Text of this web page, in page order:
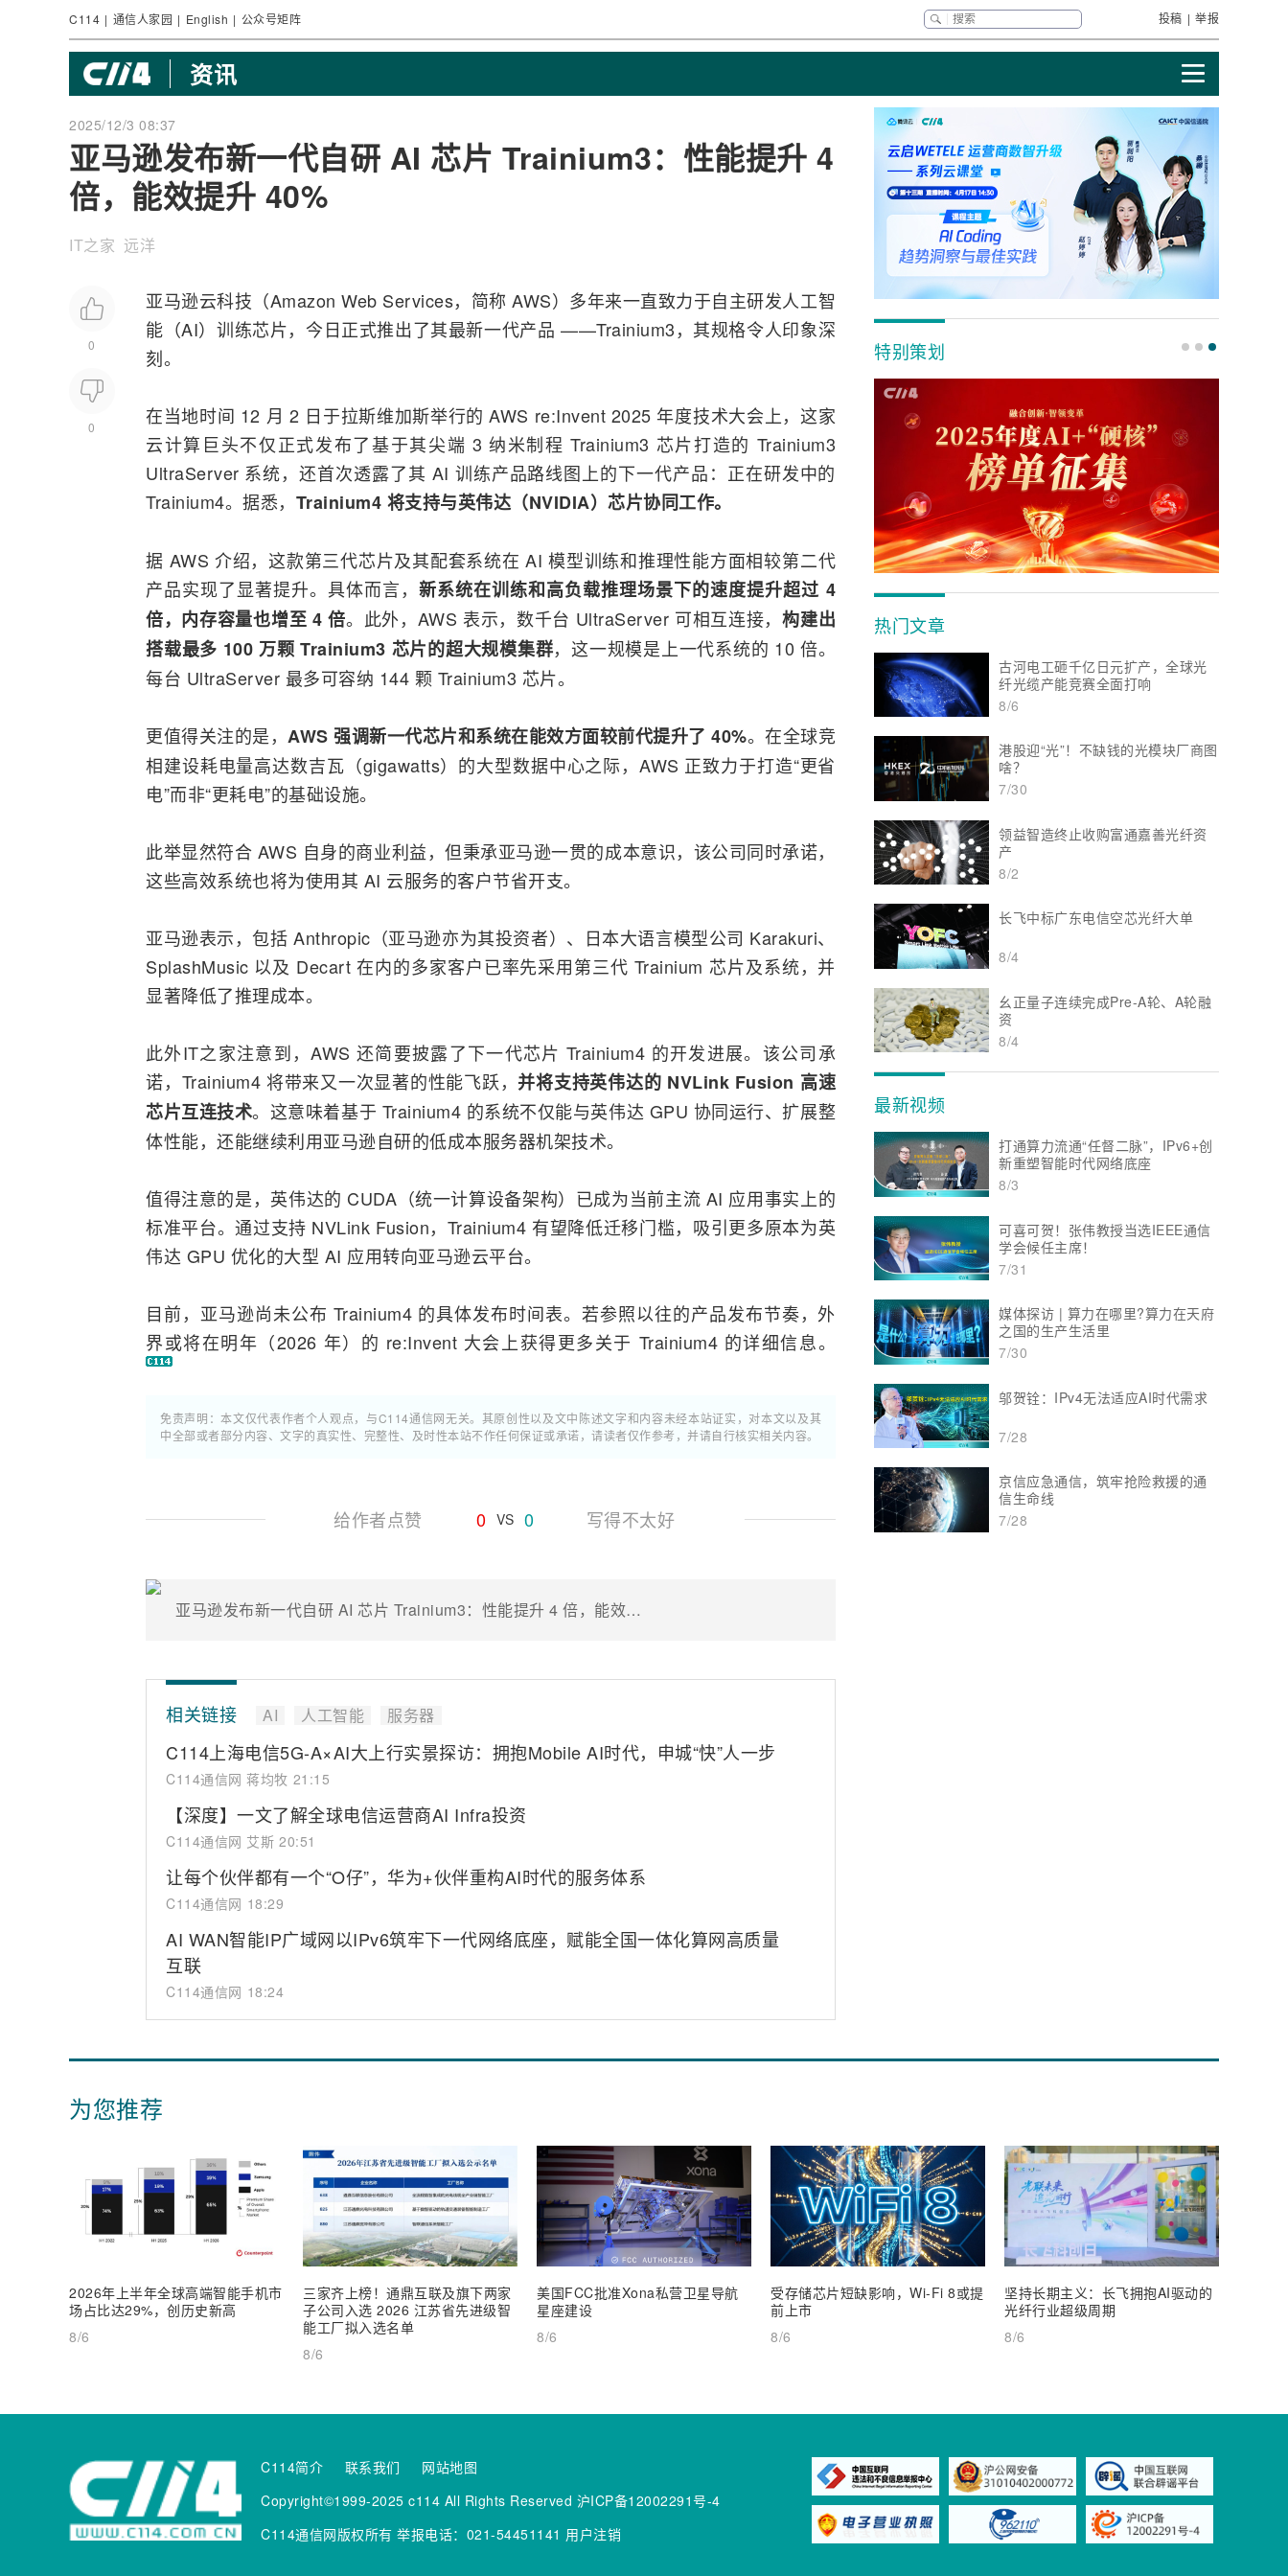
C114 | 通信人家园 | English | 公众号矩阵 投稿 | 举报
资讯
2025/12/3 08:37
亚马逊发布新一代自研 AI 芯片 Trainium3：性能提升 4
倍，能效提升 40%
IT之家 远洋
0
0
亚马逊云科技（Amazon Web Services，简称 AWS）多年来一直致力于自主研发人工智
能 （AI）训练芯片，今日正式推出了其最新一代产品 ——Trainium3，其规格令人印象深
刻。
在当地时间 12 月 2 日于拉斯维加斯举行的 AWS re:Invent 2025 年度技术大会上，这家
云计算巨头不仅正式发布了基于其尖端 3 纳米制程 Trainium3 芯片打造的 Trainium3
UltraServer 系统，还首次透露了其 AI 训练产品路线图上的下一代产品：正在研发中的
Trainium4。据悉， Trainium4 将支持与英伟达（NVIDIA）芯片协同工作。
据 AWS 介绍，这款第三代芯片及其配套系统在 AI 模型训练和推理性能方面相较第二代
产品实现了显著提升。具体而言，新系统在训练和高负载推理场景下的速度提升超过 4
倍，内存容量也增至 4 倍。此外，AWS 表示，数千台 UltraServer 可相互连接，构建出
搭载最多 100 万颗 Trainium3 芯片的超大规模集群，这一规模是上一代系统的 10 倍。
每台 UltraServer 最多可容纳 144 颗 Trainium3 芯片。
更值得关注的是， AWS 强调新一代芯片和系统在能效方面较前代提升了 40%。在全球竞
相建设耗电量高达数吉瓦（gigawatts）的大型数据中心之际，AWS 正致力于打造“更省
电”而非“更耗电”的基础设施。
此举显然符合 AWS 自身的商业利益，但秉承亚马逊一贯的成本意识，该公司同时承诺，
这些高效系统也将为使用其 AI 云服务的客户节省开支。
亚马逊表示，包括 Anthropic（亚马逊亦为其投资者）、日本大语言模型公司 Karakuri、
SplashMusic 以及 Decart 在内的多家客户已率先采用第三代 Trainium 芯片及系统，并
显著降低了推理成本。
此外IT之家注意到，AWS 还简要披露了下一代芯片 Trainium4 的开发进展。该公司承
诺，Trainium4 将带来又一次显著的性能飞跃， 并将支持英伟达的 NVLink Fusion 高速
芯片互连技术。这意味着基于 Trainium4 的系统不仅能与英伟达 GPU 协同运行、扩展整
体性能，还能继续利用亚马逊自研的低成本服务器机架技术。
值得注意的是，英伟达的 CUDA（统一计算设备架构）已成为当前主流 AI 应用事实上的
标准平台。通过支持 NVLink Fusion，Trainium4 有望降低迁移门槛，吸引更多原本为英
伟达 GPU 优化的大型 AI 应用转向亚马逊云平台。
目前，亚马逊尚未公布 Trainium4 的具体发布时间表。若参照以往的产品发布节奏，外
界或将在明年（2026 年）的 re:Invent 大会上获得更多关于 Trainium4 的详细信息。
免责声明：本文仅代表作者个人观点，与C114通信网无关。其原创性以及文中陈述文字和内容未经本站证实，对本文以及其
中全部或者部分内容、文字的真实性、完整性、及时性本站不作任何保证或承诺，请读者仅作参考，并请自行核实相关内容。
给作者点赞 0 VS 0 写得不太好
亚马逊发布新一代自研 AI 芯片 Trainium3：性能提升 4 倍，能效提升 40%
相关链接 AI 人工智能 服务器
C114上海电信5G-A×AI大上行实景探访：拥抱Mobile AI时代，申城“快”人一步
C114通信网 蒋均牧 21:15
【深度】一文了解全球电信运营商AI Infra投资
C114通信网 艾斯 20:51
让每个伙伴都有一个“O仔”，华为+伙伴重构AI时代的服务体系
C114通信网 18:29
AI WAN智能IP广域网以IPv6筑牢下一代网络底座，赋能全国一体化算网高质量
互联
C114通信网 18:24
特别策划
热门文章
古河电工砸千亿日元扩产，全球光
纤光缆产能竞赛全面打响
8/6
港股迎“光”！不缺钱的光模块厂商图
啥？
7/30
领益智造终止收购富通嘉善光纤资
产
8/2
长飞中标广东电信空芯光纤大单
8/4
幺正量子连续完成Pre-A轮、A轮融
资
8/4
最新视频
打通算力流通“任督二脉”，IPv6+创
新重塑智能时代网络底座
8/3
可喜可贺！张伟教授当选IEEE通信
学会候任主席！
7/31
媒体探访 | 算力在哪里?算力在天府
之国的生产生活里
7/30
邬贺铨：IPv4无法适应AI时代需求
7/28
京信应急通信，筑牢抢险救援的通
信生命线
7/28
为您推荐
2026年上半年全球高端智能手机市
场占比达29%，创历史新高
8/6
三家齐上榜！通鼎互联及旗下两家
子公司入选 2026 江苏省先进级智
能工厂拟入选名单
8/6
美国FCC批准Xona私营卫星导航
星座建设
8/6
受存储芯片短缺影响，Wi-Fi 8或提
前上市
8/6
坚持长期主义：长飞拥抱AI驱动的
光纤行业超级周期
8/6
C114简介 联系我们
网站地图
Copyright©1999-2025 c114 All Rights Reserved 沪ICP备12002291号-4
C114通信网版权所有 举报电话：021-54451141 用户注销